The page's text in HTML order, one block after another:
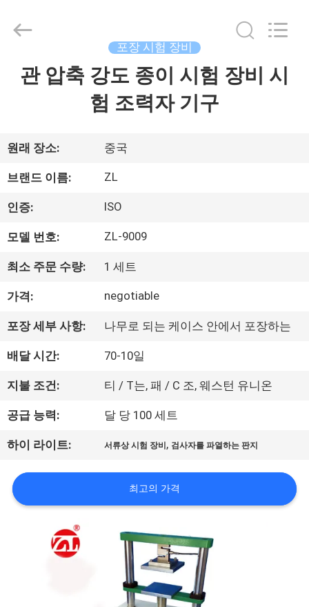
품
동
영
우
리
에
대
하
여
공
Dongguan
Zhongli
포장 시험 장비
관 압축 강도 종이 시험 장비 시
험 조력자 기구
원래 장소: 중국
브랜드 이름: ZL
인증: ISO
모델 번호: ZL-9009
최소 주문 수량: 1 세트
가격: negotiable
포장 세부 사항: 나무로 되는 케이스 안에서 포장하는
배달 시간: 70-10일
지불 조건: 티 / T는, 패 / C 조, 웨스턴 유니온
공급 능력: 달 당 100 세트
하이 라이트: 서류상 시험 장비 , 검사자를 파열하는 판지
최고의 가격